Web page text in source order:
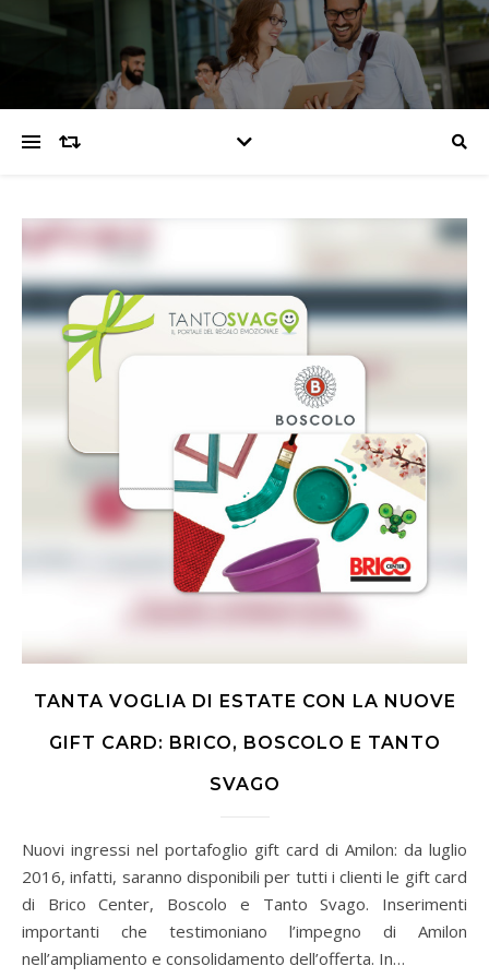
TANTA VOGLIA DI ESTATE CON LA NUOVE
GIFT CARD: BRICO, BOSCOLO E TANTO
SVAGO
Nuovi ingressi nel portafoglio gift card di Amilon: da luglio
2016, infatti, saranno disponibili per tutti i clienti le gift card
di Brico Center, Boscolo e Tanto Svago. Inserimenti
importanti che testimoniano l’impegno di Amilon
nell’ampliamento e consolidamento dell’offerta. In…